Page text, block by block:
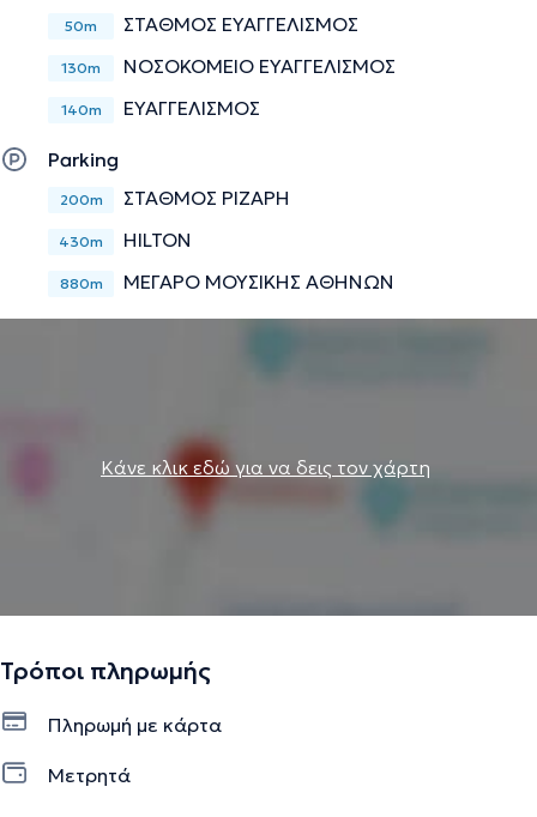
50m ΣΤΑΘΜΟΣ ΕΥΑΓΓΕΛΙΣΜΟΣ
130m ΝΟΣΟΚΟΜΕΙΟ ΕΥΑΓΓΕΛΙΣΜΟΣ
140m ΕΥΑΓΓΕΛΙΣΜΟΣ
Parking
200m ΣΤΑΘΜΟΣ ΡΙΖΑΡΗ
430m HILTON
880m ΜΕΓΑΡΟ ΜΟΥΣΙΚΗΣ ΑΘΗΝΩΝ
Κάνε κλικ εδώ για να δεις τον χάρτη
Τρόποι πληρωμής
Πληρωμή με κάρτα
Μετρητά